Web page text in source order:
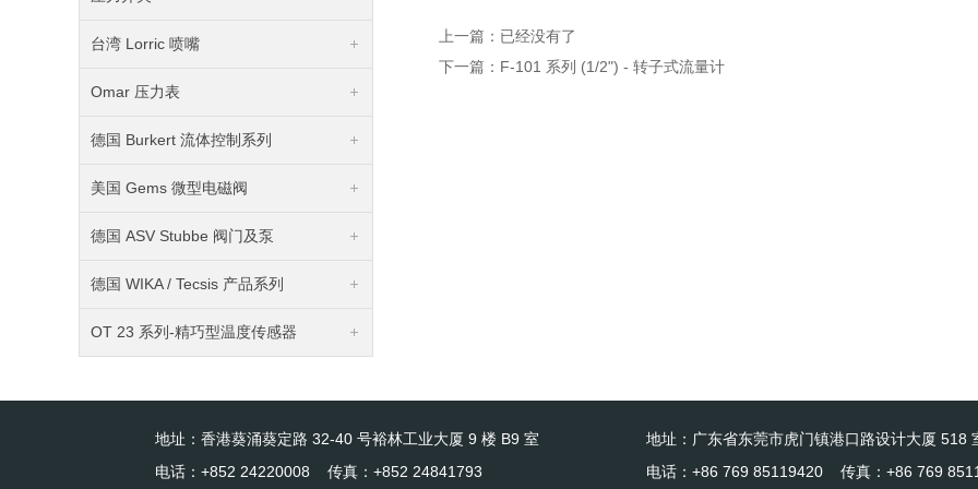
台湾 Lorric 喷嘴
Omar 压力表
德国 Burkert 流体控制系列
美国 Gems 微型电磁阀
德国 ASV Stubbe 阀门及泵
德国 WIKA / Tecsis 产品系列
OT 23 系列-精巧型温度传感器
上一篇：已经没有了
下一篇： F-101 系列 (1/2") - 转子式流量计
地址：香港葵涌葵定路 32-40 号裕林工业大厦 9 楼 B9 室
电话：+852 24220008 传真：+852 24841793
地址：广东省东莞市虎门镇港口路设计大厦 518
电话：+86 769 85119420 传真：+86 769